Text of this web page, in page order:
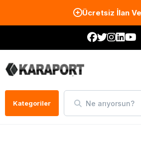
Ücretsiz İlan
Kategoriler Ne arıyorsun?